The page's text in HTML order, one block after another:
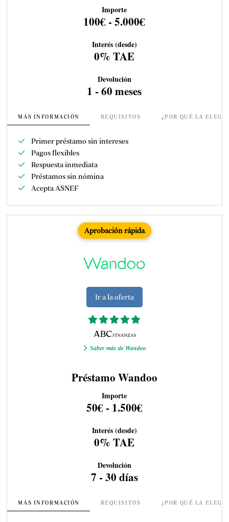
Importe
100€ - 5.000€
Interés (desde)
0% TAE
Devolución
1 - 60 meses
MÁS INFORMACIÓN REQUISITOS ¿POR QUÉ LA
Primer préstamo sin intereses
Pagos flexibles
Respuesta inmediata
Préstamos sin nómina
Acepta ASNEF
Aprobación rápida
Ir a la oferta
Saber más de Wandoo
Préstamo Wandoo
Importe
50€ - 1.500€
Interés (desde)
0% TAE
Devolución
7 - 30 días
MÁS INFORMACIÓN REQUISITOS ¿POR QUÉ LA